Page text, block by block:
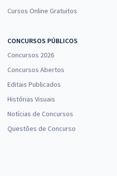
Cursos Online Gratuitos
CONCURSOS PÚBLICOS
Concursos 2026
Concursos Abertos
Editais Publicados
Histórias Visuais
Notícias de Concursos
Questões de Concurso